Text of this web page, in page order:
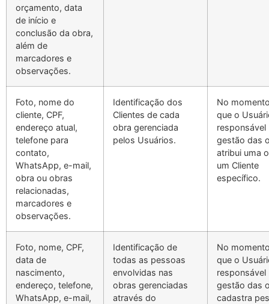
orçamento, data
de início e
conclusão da obra,
além de
marcadores e
observações.
Foto, nome do
cliente, CPF,
endereço atual,
telefone para
contato,
WhatsApp, e-mail,
obra ou obras
relacionadas,
marcadores e
observações.
Identificação dos
Clientes de cada
obra gerenciada
pelos Usuários.
No
que o
responsável
gestão das
atribui uma
um Cliente
específico.
Foto, nome, CPF,
data de
nascimento,
endereço, telefone,
WhatsApp, e-mail,
Identificação de
todas as pessoas
envolvidas nas
obras gerenciadas
através do
No
que o
responsável
gestão das
cadastra